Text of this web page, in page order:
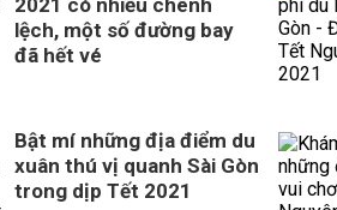
2021 có nhiều chênh
lệch, một số đường bay
đã hết vé
Bật mí những địa điểm du
xuân thú vị quanh Sài Gòn
trong dịp Tết 2021